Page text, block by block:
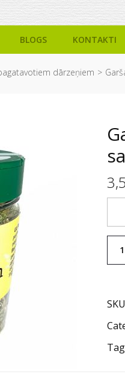
BLOGS KONTAKTI
dārzeņiem